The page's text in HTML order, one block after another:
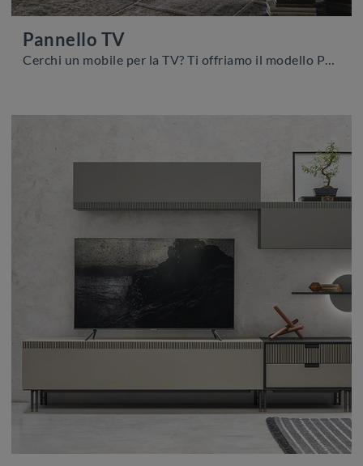
Pannello TV
Cerchi un mobile per la TV? Ti offriamo il modello Pannello TV di Sangiacomo in laccato opaco, ideale per spazi moderni.